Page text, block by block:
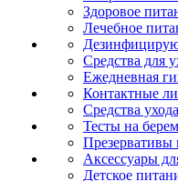
Здоровое
Лечебное
Средства для
Ежедневная
Контактные
Средства ухода
Тесты на
Презервативы
Аксессуары
Детское